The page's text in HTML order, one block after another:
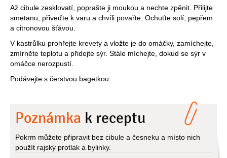
Až cibule zesklovatí, poprašte ji moukou a nechte zpěnit. Přilijte
smetanu, přiveďte k varu a chvíli povařte. Ochuťte solí, pepřem
a citronovou šťávou.
V kastrůlku prohřejte krevety a vložte je do omáčky, zamíchejte,
zmírněte teplotu a přidejte sýr. Stále míchejte, dokud se sýr v
omáčce nerozpustí.
Podávejte s čerstvou bagetkou.
Poznámka k receptu
Pokrm můžete připravit bez cibule a česneku a místo nich
použít rajský protlak a bylinky.